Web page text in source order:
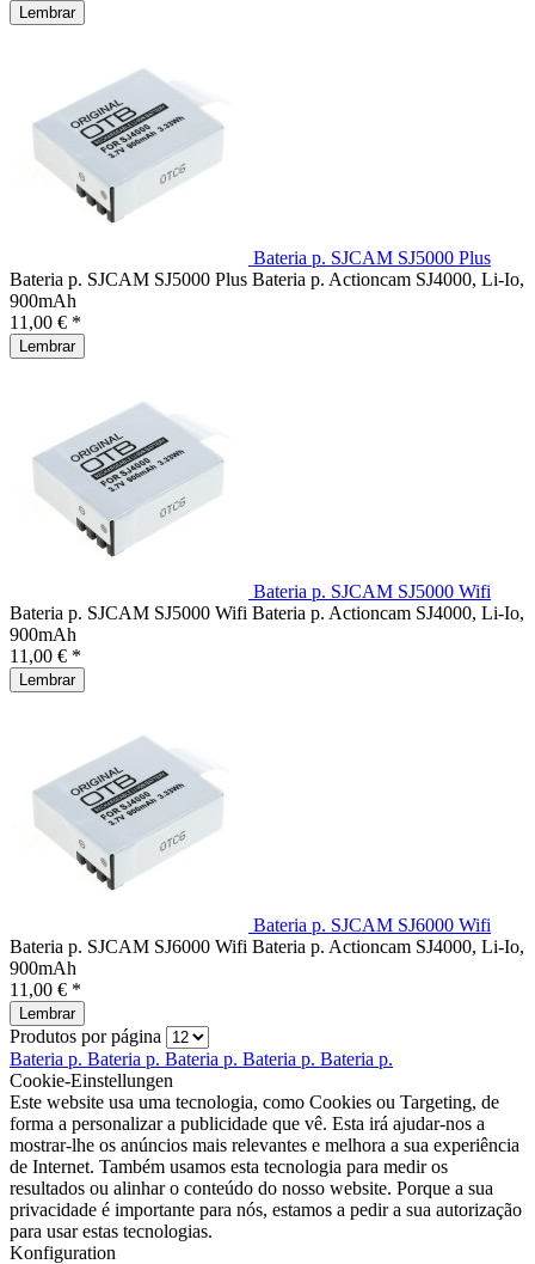
Lembrar
Bateria p. SJCAM SJ5000 Plus
Bateria p. SJCAM SJ5000 Plus Bateria p. Actioncam SJ4000, Li-Io,
900mAh
11,00 € *
Lembrar
Bateria p. SJCAM SJ5000 Wifi
Bateria p. SJCAM SJ5000 Wifi Bateria p. Actioncam SJ4000, Li-Io,
900mAh
11,00 € *
Lembrar
Bateria p. SJCAM SJ6000 Wifi
Bateria p. SJCAM SJ6000 Wifi Bateria p. Actioncam SJ4000, Li-Io,
900mAh
11,00 € *
Lembrar
Produtos por página
Bateria p. Bateria p. Bateria p. Bateria p. Bateria p.
Cookie-Einstellungen
Este website usa uma tecnologia, como Cookies ou Targeting, de
forma a personalizar a publicidade que vê. Esta irá ajudar-nos a
mostrar-lhe os anúncios mais relevantes e melhora a sua experiência
de Internet. Também usamos esta tecnologia para medir os
resultados ou alinhar o conteúdo do nosso website. Porque a sua
privacidade é importante para nós, estamos a pedir a sua autorização
para usar estas tecnologias.
Konfiguration